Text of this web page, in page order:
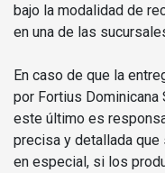
bajo la modalidad de
en una de las
En caso de que la
por Fortius Dominicana
este último es
precisa y detallada que
en especial, si los